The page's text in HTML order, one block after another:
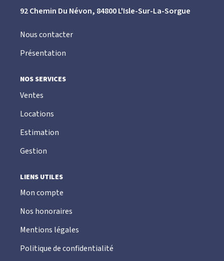
92 Chemin Du Névon, 84800 L'Isle-Sur-La-Sorgue
Nous contacter
Présentation
NOS SERVICES
Ventes
Locations
Estimation
Gestion
LIENS UTILES
Mon compte
Nos honoraires
Mentions légales
Politique de confidentialité